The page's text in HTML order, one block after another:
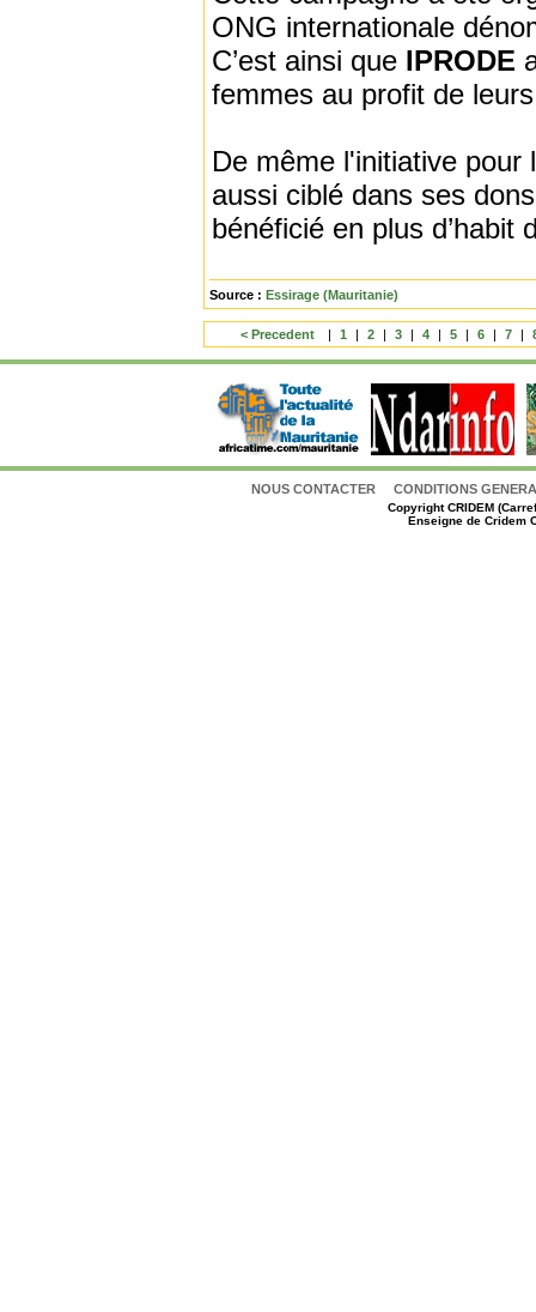
ONG internationale
C’est ainsi que IPRODE
femmes au profit de
De même l'initiative
aussi ciblé dans ses
bénéficié en plus d’habit
Source : Essirage (Mauritanie)
< Precedent | 1 | 2 | 3 | 4 | 5 | 6 | 7 |
NOUS CONTACTER CONDITIONS
CopyrightCRIDEM
Enseigne de Cridem